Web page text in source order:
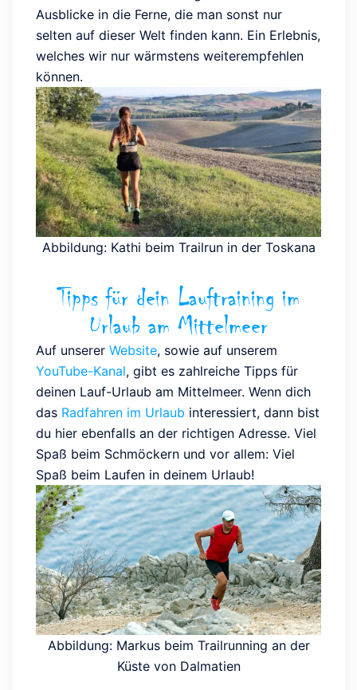
Ausblicke in die Ferne, die man sonst nur
selten auf dieser Welt finden kann. Ein Erlebnis,
welches wir nur wärmstens weiterempfehlen
können.
Abbildung: Kathi beim Trailrun in der Toskana
Tipps für dein Lauftraining im
Urlaub am Mittelmeer
Auf unserer Website, sowie auf unserem
YouTube-Kanal, gibt es zahlreiche Tipps für
deinen Lauf-Urlaub am Mittelmeer. Wenn dich
das Radfahren im Urlaub interessiert, dann bist
du hier ebenfalls an der richtigen Adresse. Viel
Spaß beim Schmöckern und vor allem: Viel
Spaß beim Laufen in deinem Urlaub!
Abbildung: Markus beim Trailrunning an der
Küste von Dalmatien